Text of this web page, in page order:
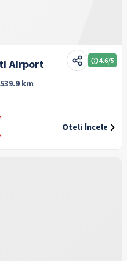
Airport 4.6/5
539.9 km
Oteli İncele